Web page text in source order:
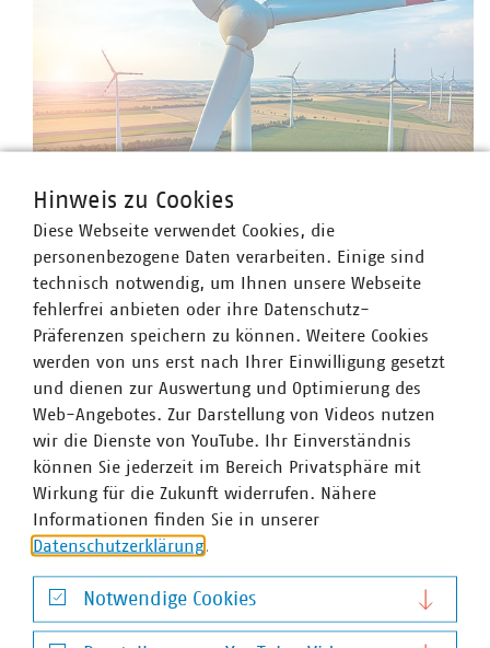
Stadtwerke in Deutschland setzen die
Energiewende vor Ort um. Sie sind die
wichtigsten Akteure für deren Gelingen.
© Stockr/stock.adobe.com
Europa
Eine starke kommunale Selbstverwaltung mit
starken kommunalen Unternehmen setzen eine
europäische Gesetzgebung erfolgreich um.
Hinweis zu Cookies
Diese Webseite verwendet Cookies, die
personenbezogene Daten verarbeiten. Einige sind
technisch notwendig, um Ihnen unsere Webseite
fehlerfrei anbieten oder ihre Datenschutz-
Präferenzen speichern zu können. Weitere Cookies
werden von uns erst nach Ihrer Einwilligung gesetzt
und dienen zur Auswertung und Optimierung des
Web-Angebotes. Zur Darstellung von Videos nutzen
wir die Dienste von YouTube. Ihr Einverständnis
können Sie jederzeit im Bereich Privatsphäre mit
Wirkung für die Zukunft widerrufen. Nähere
Informationen finden Sie in unserer
Datenschutzerklärung.
Notwendige Cookies
Notwendige Cookies